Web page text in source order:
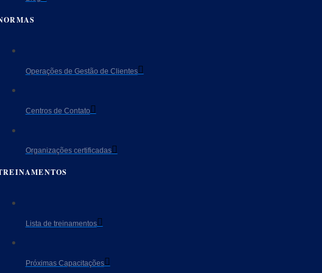
Operações de Gestão de Clientes
Centros de Contato
Organizações certificadas
Lista de treinamentos
Próximas Capacitações